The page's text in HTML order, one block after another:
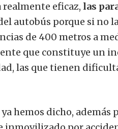
realmente eficaz, las
autobús porque si no
de 400 metros a
que constituye un
las que tienen
hemos dicho,